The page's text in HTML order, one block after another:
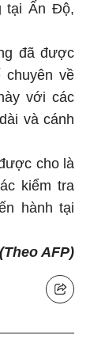
tại Ấn Độ,
đã được
về
với các
và cánh
cho là
kiểm tra
hành tại
(Theo AFP)